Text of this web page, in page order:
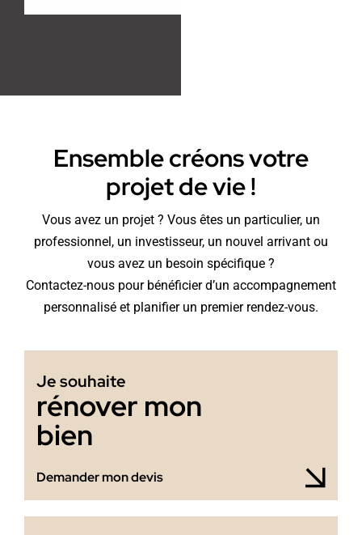
Ensemble créons votre
projet de vie !
Vous avez un projet ? Vous êtes un particulier, un
professionnel, un investisseur, un nouvel arrivant ou
vous avez un besoin spécifique ?
Contactez-nous pour bénéficier d’un accompagnement
personnalisé et planifier un premier rendez-vous.
Je souhaite
rénover mon
bien
Demander mon devis